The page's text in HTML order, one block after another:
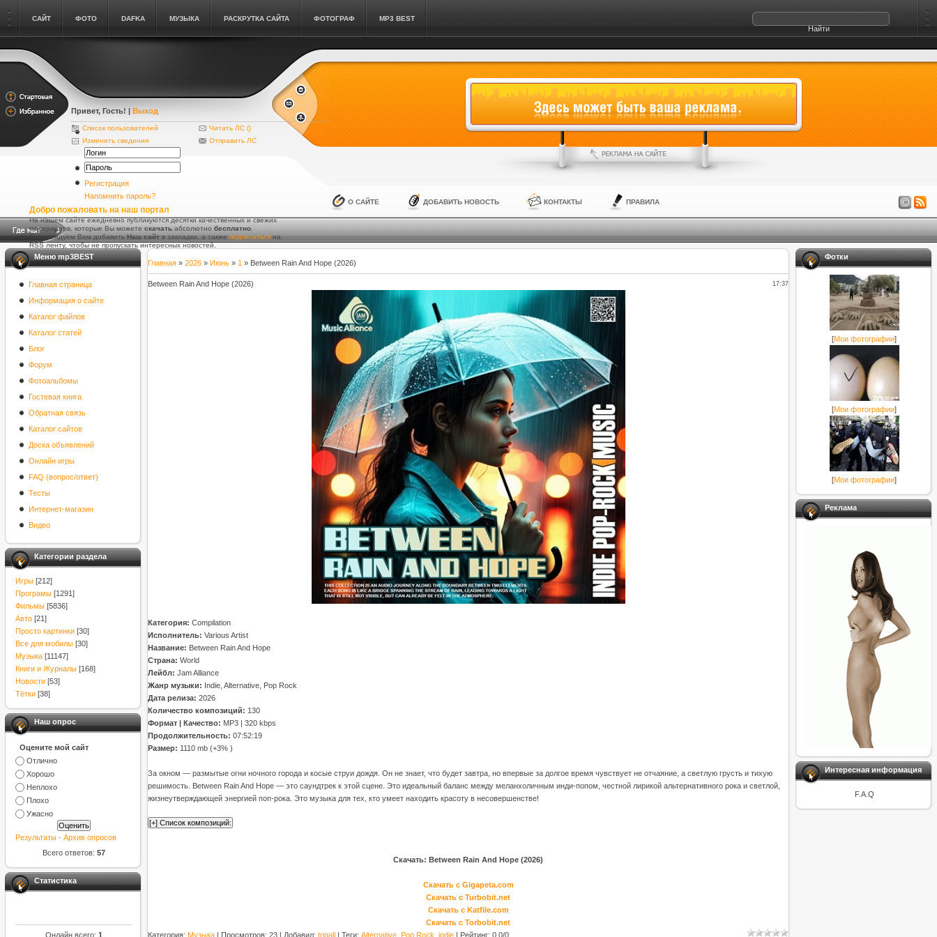
САЙТ ФОТО DAFKA МУЗЫКА РАСКРУТКА САЙТА ФОТОГРАФ MP3 BEST
Привет, Гость! | Выход
Список пользователей
Изменить сведения
Читать ЛС ()
Отправить ЛС
Регистрация
Напомнить пароль?
Добро пожаловать на наш портал
На нашем сайте ежедневно публикуются десятки качественных и свежих
материалов, которые Вы можете скачать абсолютно бесплатно.
Рекомендуем Вам добавитьНаш сайтв закладки, а такжеподписатьсяна
RSS ленту, чтобы не пропускать интересных новостей.
О САЙТЕ ДОБАВИТЬ НОВОСТЬ КОНТАКТЫ ПРАВИЛА
Меню mp3BEST
Главная страница
Информация о сайте
Каталог файлов
Каталог статей
Блог
Форум
Фотоальбомы
Гостевая книга
Обратная связь
Каталог сайтов
Доска объявлений
Онлайн игры
FAQ (вопрос/ответ)
Тесты
Интернет-магазин
Видео
Категории раздела
Игры [212]
Програмы [1291]
Фильмы [5836]
Авто [21]
Просто картинки [30]
Все для мобилы [30]
Музыка [11147]
Книги и Журналы [168]
Новости [53]
Тётки [38]
Наш опрос
Оцените мой сайт
Отлично
Хорошо
Неплохо
Плохо
Ужасно
Результаты · Архив опросов
Всего ответов: 57
Статистика
Онлайн всего: 1
Главная » 2026 » Июнь » 1 » Between Rain And Hope (2026)
17:37
Between Rain And Hope (2026)
Категория: Compilation
Исполнитель: Various Artist
Название: Between Rain And Hope
Страна: World
Лейбл: Jam Alliance
Жанр музыки: Indie, Alternative, Pop Rock
Дата релиза: 2026
Количество композиций: 130
Формат | Качество: MP3 | 320 kbps
Продолжительность: 07:52:19
Размер: 1110 mb (+3% )
За окном — размытые огни ночного города и косые струи дождя. Он не знает, что будет завтра, но впервые за долгое время чувствует не отчаяние, а светлую грусть и тихую
решимость. Between Rain And Hope — это саундтрек к этой сцене. Это идеальный баланс между меланхоличным инди-попом, честной лирикой альтернативного рока и светлой,
жизнеутверждающей энергией поп-рока. Это музыка для тех, кто умеет находить красоту в несовершенстве!
Скачать: Between Rain And Hope (2026)
Скачать с Gigapeta.com
Скачать с Turbobit.net
Скачать с Katfile.com
Скачать с Torbobit.net
Категория: Музыка | Просмотров: 23 | Добавил: trigall | Теги: Alternative Pop Rock indie | Рейтинг: 0.0/0
Фотки
[Мои фотографии]
[Мои фотографии]
[Мои фотографии]
Реклама
Интересная информация
F.A.Q